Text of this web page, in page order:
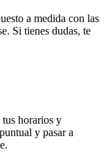
a medida con las
Si tienes dudas, te
tus horarios y
y pasar a